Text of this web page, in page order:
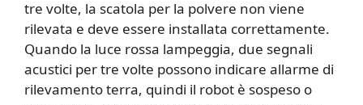
tre volte, la scatola per la polvere non viene
rilevata e deve essere installata correttamente.
Quando la luce rossa lampeggia, due segnali
acustici per tre volte possono indicare allarme di
rilevamento terra, quindi il robot è sospeso o